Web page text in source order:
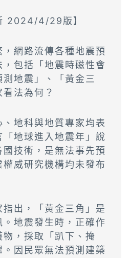
2024/4/29版】
網路流傳各種地震預
包括「地震時磁性會
地震」、「黃金三
法為何？
地科與地質專家均表
地球進入地震年」說
技術，是無法事先預
威研究機構均未發布
出，「黃金三角」是
地震發生時，正確作
，採取「趴下、掩
因民眾無法預測建築